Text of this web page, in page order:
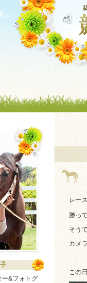
レー
勝っ
そう
カメ
この
ー&フォトグ